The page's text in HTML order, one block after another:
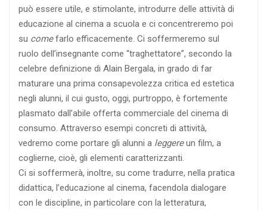
può essere utile, e stimolante, introdurre delle attività di
educazione al cinema a scuola e ci concentreremo poi
su comefarlo efficacemente. Ci soffermeremo sul
ruolo dell’insegnante come “traghettatore”, secondo la
celebre definizione di Alain Bergala, in grado di far
maturare una prima consapevolezza critica ed estetica
negli alunni, il cui gusto, oggi, purtroppo, è fortemente
plasmato dall’abile offerta commerciale del cinema di
consumo. Attraverso esempi concreti di attività,
vedremo come portare gli alunni a leggereun film, a
coglierne, cioè, gli elementi caratterizzanti.
Ci si soffermerà, inoltre, su come tradurre, nella pratica
didattica, l’educazione al cinema, facendola dialogare
con le discipline, in particolare con la letteratura,